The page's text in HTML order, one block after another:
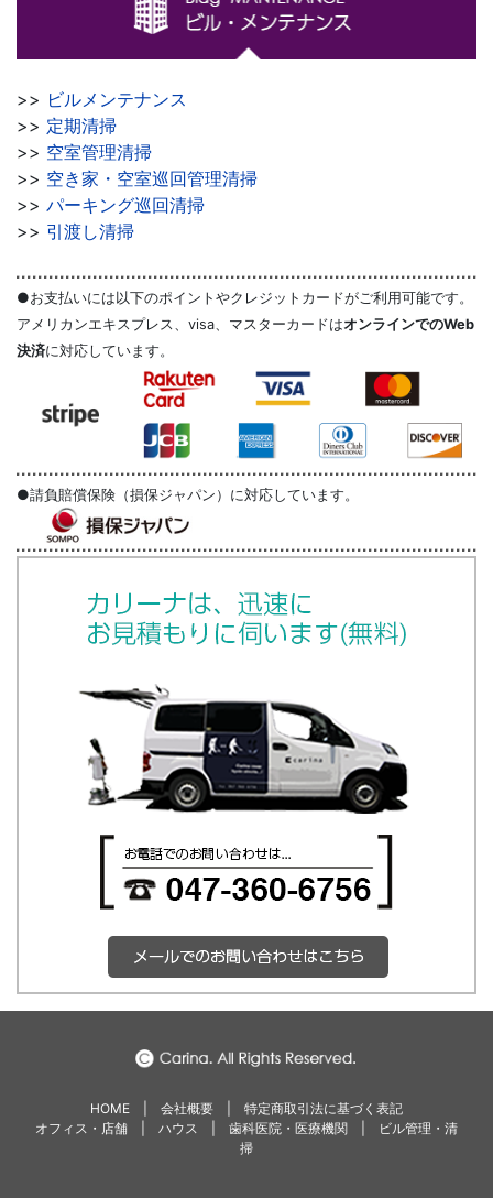
>> ビルメンテナンス
>> 定期清掃
>> 空室管理清掃
>> 空き家・空室巡回管理清掃
>> パーキング巡回清掃
>> 引渡し清掃
●お支払いには以下のポイントやクレジットカードがご利用可能です。
アメリカンエキスプレス、visa、マスターカードはオンラインでのWeb
決済に対応しています。
●請負賠償保険（損保ジャパン）に対応しています。
HOME 会社概要
特定商取引法に基づく表記
オフィス・店舗
ハウス 歯科医院・医療機関
ビル管理・清
掃